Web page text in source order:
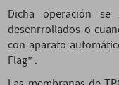
Dicha operación
desenrrollados o
con aparato
Flag” .